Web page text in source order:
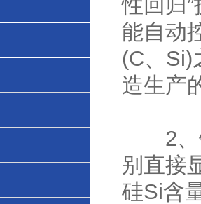
性回归
能自动
(C、Si)
造生产
2、铁
别直接
硅Si含